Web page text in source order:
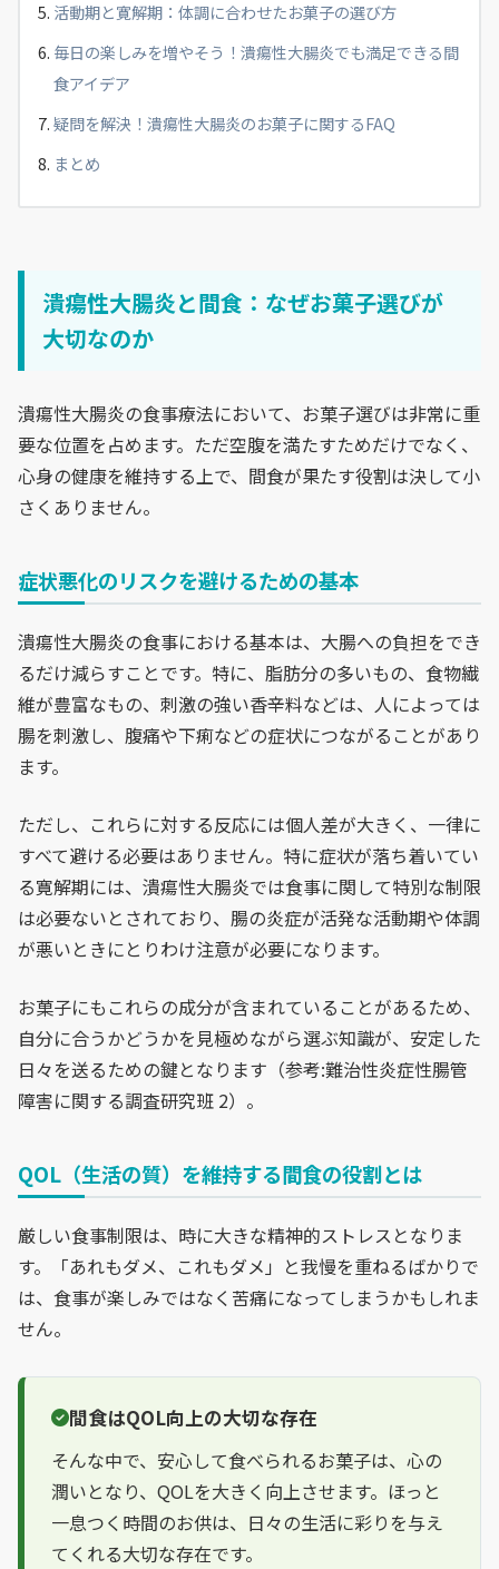
活動期と寛解期：体調に合わせたお菓子の選び方
毎日の楽しみを増やそう！潰瘍性大腸炎でも満足できる間
食アイデア
疑問を解決！潰瘍性大腸炎のお菓子に関するFAQ
まとめ
潰瘍性大腸炎と間食：なぜお菓子選びが
大切なのか
潰瘍性大腸炎の食事療法において、お菓子選びは非常に重
要な位置を占めます。ただ空腹を満たすためだけでなく、
心身の健康を維持する上で、間食が果たす役割は決して小
さくありません。
症状悪化のリスクを避けるための基本
潰瘍性大腸炎の食事における基本は、大腸への負担をでき
るだけ減らすことです。特に、脂肪分の多いもの、食物繊
維が豊富なもの、刺激の強い香辛料などは、人によっては
腸を刺激し、腹痛や下痢などの症状につながることがあり
ます。
ただし、これらに対する反応には個人差が大きく、一律に
すべて避ける必要はありません。特に症状が落ち着いてい
る寛解期には、潰瘍性大腸炎では食事に関して特別な制限
は必要ないとされており、腸の炎症が活発な活動期や体調
が悪いときにとりわけ注意が必要になります。
お菓子にもこれらの成分が含まれていることがあるため、
自分に合うかどうかを見極めながら選ぶ知識が、安定した
日々を送るための鍵となります（参考:難治性炎症性腸管
障害に関する調査研究班 2）。
QOL（生活の質）を維持する間食の役割とは
厳しい食事制限は、時に大きな精神的ストレスとなりま
す。「あれもダメ、これもダメ」と我慢を重ねるばかりで
は、食事が楽しみではなく苦痛になってしまうかもしれま
せん。
間食はQOL向上の大切な存在
そんな中で、安心して食べられるお菓子は、心の
潤いとなり、QOLを大きく向上させます。ほっと
一息つく時間のお供は、日々の生活に彩りを与え
てくれる大切な存在です。